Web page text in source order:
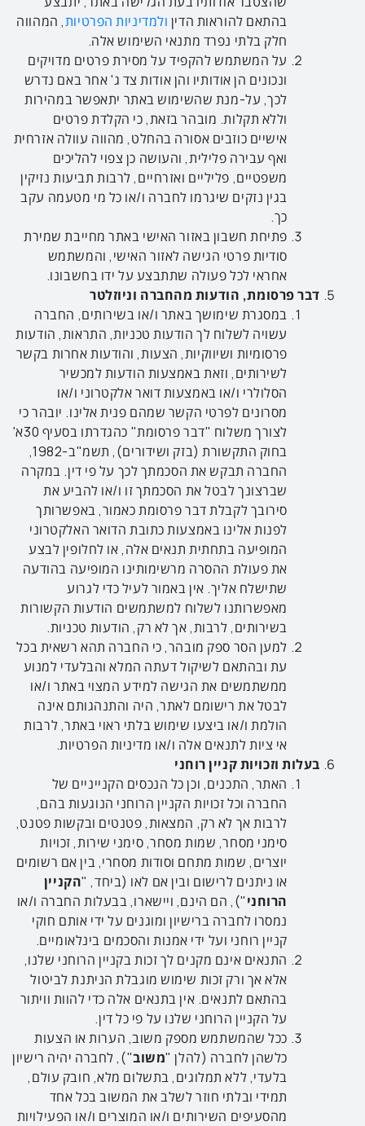
בהתאם להוראות הדין ולמדיניות הפרטיות, המהווה
חלק בלתי נפרד מתנאי השימוש אלה.
על המשתמש להקפיד על מסירת פרטים מדויקים
ונכונים הן אודותיו והן אודות צד ג' אחר באם נדרש
לכך, על-מנת שהשימוש באתר יתאפשר במהירות
וללא תקלות. מובהר בזאת, כי הקלדת פרטים
אישיים כוזבים אסורה בהחלט, מהווה עוולה אזרחית
ואף עבירה פלילית, והעושה כן צפוי להליכים
משפטיים, פליליים ואזרחיים, לרבות תביעות נזיקין
בגין נזקים שיגרמו לחברה ו/או כל מי מטעמה עקב
כך.
פתיחת חשבון באזור האישי באתר מחייבת שמירת
סודיות פרטי הגישה לאזור האישי, והמשתמש
אחראי לכל פעולה שתתבצע על ידו בחשבונו.
דבר פרסומת, הודעות מהחברה וניוזלטר
במסגרת שימושך באתר ו/או בשירותים, החברה
עשויה לשלוח לך הודעות טכניות, התראות, הודעות
פרסומיות ושיווקיות, הצעות, והודעות אחרות בקשר
לשירותים, וזאת באמצעות הודעות למכשיר
הסלולרי ו/או באמצעות דואר אלקטרוני ו/או
מסרונים לפרטי הקשר שמהם פנית אלינו. יובהר כי
לצורך משלוח "דבר פרסומת" כהגדרתו בסעיף 30א'
בחוק התקשורת (בזק ושידורים), תשמ"ב-1982,
החברה תבקש את הסכמתך לכך על פי דין. במקרה
שברצונך לבטל את הסכמתך זו ו/או להביע את
סירובך לקבלת דבר פרסומת כאמור, באפשרותך
לפנות אלינו באמצעות כתובת הדואר האלקטרוני
המופיעה בתחתית תנאים אלה, או לחלופין לבצע
את פעולת ההסרה מרשימותינו המופיעה בהודעה
שתישלח אליך. אין באמור לעיל כדי לגרוע
מאפשרותנו לשלוח למשתמשים הודעות הקשורות
בשירותים, לרבות, אך לא רק, הודעות טכניות.
למען הסר ספק מובהר, כי החברה תהא רשאית בכל
עת ובהתאם לשיקול דעתה המלא והבלעדי למנוע
ממשתמשים את הגישה למידע המצוי באתר ו/או
לבטל את רישומם לאתר, היה והתנהגותם אינה
הולמת ו/או ביצעו שימוש בלתי ראוי באתר, לרבות
אי ציות לתנאים אלה ו/או מדיניות הפרטיות.
בעלות וזכויות קניין רוחני
האתר, התכנים, וכן כל הנכסים הקנייניים של
החברה וכל זכויות הקניין הרוחני הנוגעות בהם,
לרבות אך לא רק, המצאות, פטנטים ובקשות פטנט,
סימני מסחר, שמות מסחר, סימני שירות, זכויות
יוצרים, שמות מתחם וסודות מסחרי, בין אם רשומים
או ניתנים לרישום ובין אם לאו (ביחד, "הקניין
הרוחני"), הם הינם, ויישארו, בבעלות החברה ו/או
נמסרו לחברה ברישיון ומוגנים על ידי אותם חוקי
קניין רוחני ועל ידי אמנות והסכמים בינלאומיים.
התנאים אינם מקנים לך זכות בקניין הרוחני שלנו,
אלא אך ורק זכות שימוש מוגבלת הניתנת לביטול
בהתאם לתנאים. אין בתנאים אלה כדי להוות וויתור
על הקניין הרוחני שלנו על פי כל דין.
ככל שהמשתמש מספק משוב, הערות או הצעות
כלשהן לחברה (להלן "משוב"), לחברה יהיה רישיון
בלעדי, ללא תמלוגים, בתשלום מלא, חובק עולם,
תמידי ובלתי חוזר לשלב את המשוב בכל אחד
מהסעיפים השירותים ו/או המוצרים ו/או הפעילויות